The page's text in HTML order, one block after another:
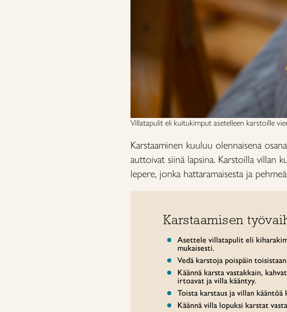
Villatapulit eli kuitukimput asetelleen karstoille
Karstaaminen kuuluu olennaisena
auttoivat siinä lapsina. Karstoilla villan
lepere, jonka hattaramaisesta ja
Karstaamisen
Asettele villatapulit eli
mukaisesti.
Vedä karstoja poispäin
Käännä karsta vastakkain,
irtoavat ja villa kääntyy.
Toista karstaus ja villan
Käännä villa lopuksi karstat